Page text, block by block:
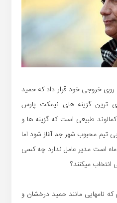
روی خروجی خود قرار داد که حمید
ترین گزینه های نیمکت پارس
طبیعی است که گزینه ها و
تیم محبوب شهر جم آغاز شود اما
است مدیر عامل ندارد چه کسی
انتخاب میکنند؟
که نامهایی مانند حمید درخشان و